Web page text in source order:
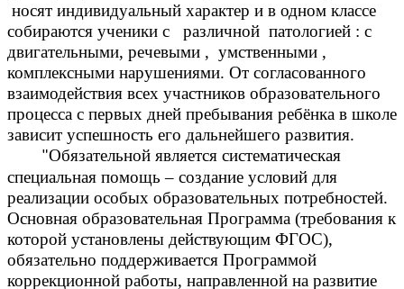
носят индивидуальный характер и в одном классе
собираются ученики с различной патологией : с
двигательными, речевыми , умственными ,
комплексными нарушениями. От согласованного
взаимодействия всех участников образовательного
процесса с первых дней пребывания ребёнка в школе
зависит успешность его дальнейшего развития.
"Обязательной является систематическая
специальная помощь – создание условий для
реализации особых образовательных потребностей.
Основная образовательная Программа (требования к
которой установлены действующим ФГОС),
обязательно поддерживается Программой
коррекционной работы, направленной на развитие